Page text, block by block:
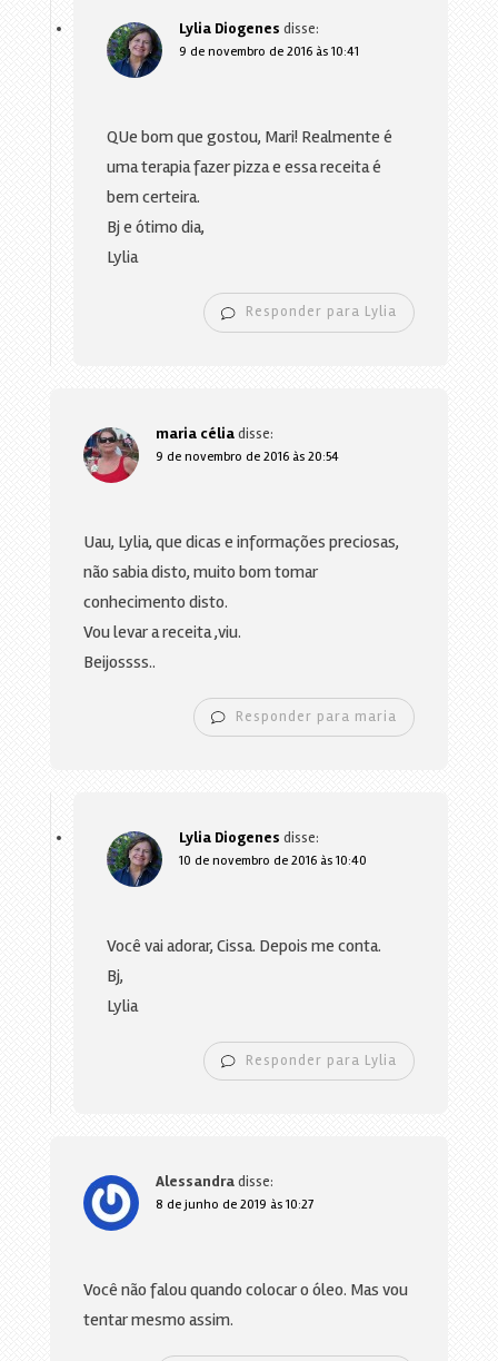
Lylia Diogenes disse:
9 de novembro de 2016 às 10:41
QUe bom que gostou, Mari! Realmente é
uma terapia fazer pizza e essa receita é
bem certeira.
Bj e ótimo dia,
Lylia
Responder para Lylia
maria céliadisse:
9 de novembro de 2016 às 20:54
Uau, Lylia, que dicas e informações preciosas,
não sabia disto, muito bom tomar
conhecimento disto.
Vou levar a receita ,viu.
Beijossss..
Responder para maria
Lylia Diogenes disse:
10 de novembro de 2016 às 10:40
Você vai adorar, Cissa. Depois me conta.
Bj,
Lylia
Responder para Lylia
Alessandradisse:
8 de junho de 2019 às 10:27
Você não falou quando colocar o óleo. Mas vou
tentar mesmo assim.